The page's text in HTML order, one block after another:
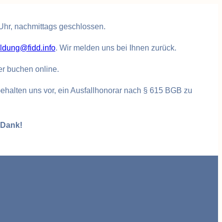
nachmittags geschlossen.
. Wir melden uns bei Ihnen zurück.
buchen online.
uns vor, ein Ausfallhonorar nach § 615 BGB zu